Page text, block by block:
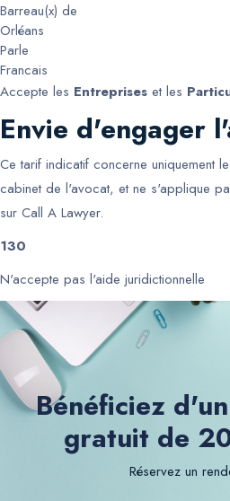
Barreau(x) de
Orléans
Parle
Francais
Accepte les Entreprises et les
Envie d'engager
Ce tarif indicatif concerne uniquement
cabinet de l'avocat, et ne s'applique
sur Call A Lawyer.
130
N'accepte pas l'aide juridictionnelle
Bénéficiez
gratuit de
Réservez un